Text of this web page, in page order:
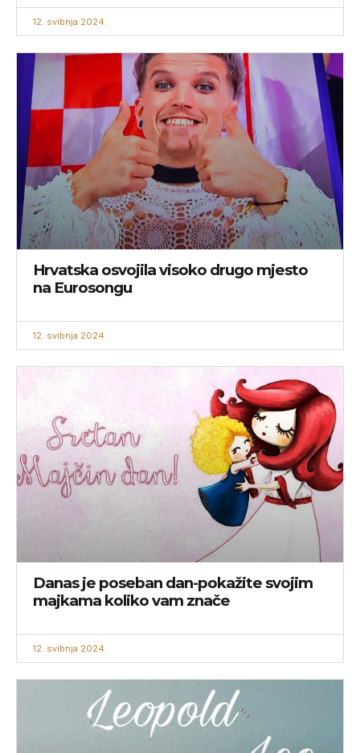
12. svibnja 2024.
Hrvatska osvojila visoko drugo mjesto
na Eurosongu
12. svibnja 2024.
Danas je poseban dan-pokažite svojim
majkama koliko vam znače
12. svibnja 2024.